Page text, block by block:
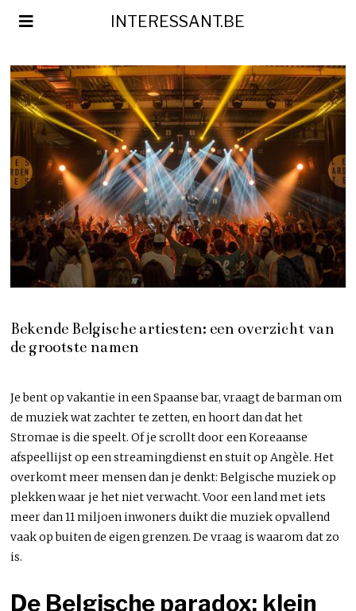
INTERESSANT.BE
Bekende Belgische artiesten: een overzicht van
de grootste namen
Je bent op vakantie in een Spaanse bar, vraagt de barman om
de muziek wat zachter te zetten, en hoort dan dat het
Stromae is die speelt. Of je scrollt door een Koreaanse
afspeellijst op een streamingdienst en stuit op Angèle. Het
overkomt meer mensen dan je denkt: Belgische muziek op
plekken waar je het niet verwacht. Voor een land met iets
meer dan 11 miljoen inwoners duikt die muziek opvallend
vaak op buiten de eigen grenzen. De vraag is waarom dat zo
is.
De Belgische paradox: klein